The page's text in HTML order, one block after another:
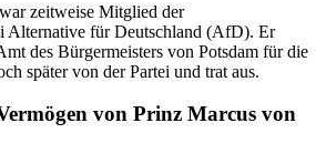
zeitweise Mitglied der
Alternative für Deutschland (AfD). Er
des Bürgermeisters von Potsdam für die
später von der Partei und trat aus.
von Prinz Marcus von